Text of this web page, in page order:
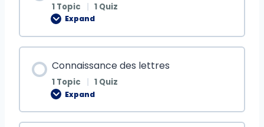
1 Topic | 1 Quiz
Expand
Connaissance des lettres
1 Topic 1 Quiz
Expand